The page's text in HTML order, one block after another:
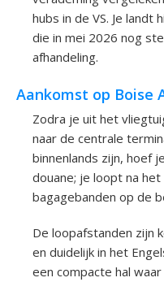
hubs in de VS. Je
die in mei 2026 nog
afhandeling.
Aankomst op Boise
Zodra je uit het
naar de centrale
binnenlands zijn, hoef
douane; je loopt na
bagagebanden op de
De loopafstanden zijn
en duidelijk in het
een compacte hal